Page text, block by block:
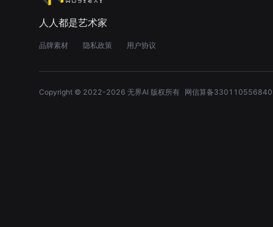
人人都是艺术家
品牌素材 隐私政策 用户协议
Copyright © 2022-2026 无界AI 版权所有 网信算备